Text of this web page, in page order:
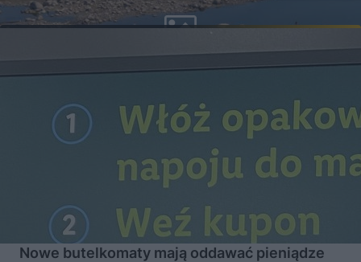
Nowe butelkomaty mają oddawać pieniądze